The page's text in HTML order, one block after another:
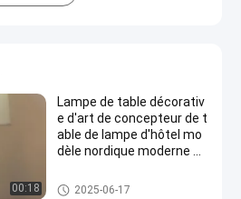
00:18
Lampe de table décorativ
e d'art de concepteur de t
able de lampe d'hôtel mo
dèle nordique moderne de
Bouton de porte d'enfants
2025-06-17